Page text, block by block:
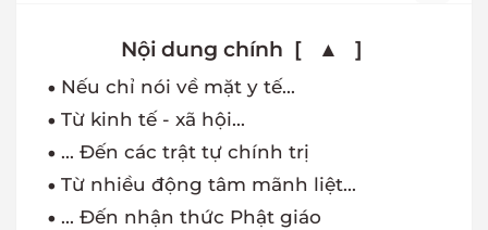
Nếu chỉ nói về mặt y tế...
Từ kinh tế - xã hội...
... Đến các trật tự chính trị
Từ nhiều động tâm mãnh liệt...
... Đến nhận thức Phật giáo